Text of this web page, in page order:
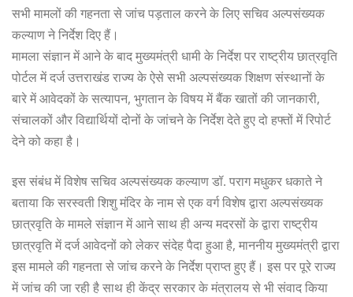
सभी मामलों की गहनता से जांच पड़ताल करने के लिए सचिव अल्पसंख्यक
कल्याण ने निर्देश दिए हैं।
मामला संज्ञान में आने के बाद मुख्यमंत्री धामी के निर्देश पर राष्ट्रीय छात्रवृति
पोर्टल में दर्ज उत्तराखंड राज्य के ऐसे सभी अल्पसंख्यक शिक्षण संस्थानों के
बारे में आवेदकों के सत्यापन, भुगतान के विषय में बैंक खातों की जानकारी,
संचालकों और विद्यार्थियों दोनों के जांचने के निर्देश देते हुए दो हफ्तों में रिपोर्ट
देने को कहा है।
इस संबंध में विशेष सचिव अल्पसंख्यक कल्याण डॉ. पराग मधुकर धकाते ने
बताया कि सरस्वती शिशु मंदिर के नाम से एक वर्ग विशेष द्वारा अल्पसंख्यक
छात्रवृति के मामले संज्ञान में आने साथ ही अन्य मदरसों के द्वारा राष्ट्रीय
छात्रवृति में दर्ज आवेदनों को लेकर संदेह पैदा हुआ है, माननीय मुख्यमंत्री द्वारा
इस मामले की गहनता से जांच करने के निर्देश प्राप्त हुए हैं। इस पर पूरे राज्य
में जांच की जा रही है साथ ही केंद्र सरकार के मंत्रालय से भी संवाद किया